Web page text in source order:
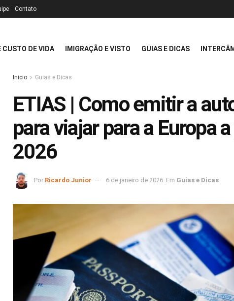
Contato
CUSTO DE VIDA IMIGRAÇÃO E VISTO GUIAS E DICAS
Inicio Guias e Dicas
ETIAS | Como emitir a
para viajar para a Europa
2026
Por Ricardo Junior 6 de janeiro de 2026 Em Guias e Dicas